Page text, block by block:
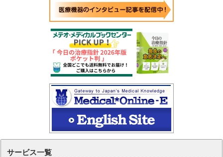
サービス一覧